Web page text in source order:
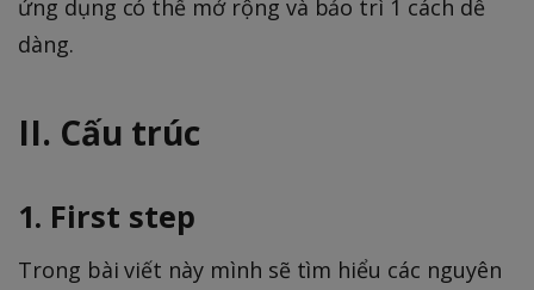
ứng dụng có thể mở rộng và bảo trì 1 cách dễ
dàng.
II. Cấu trúc
1. First step
Trong bài viết này mình sẽ tìm hiểu các nguyên